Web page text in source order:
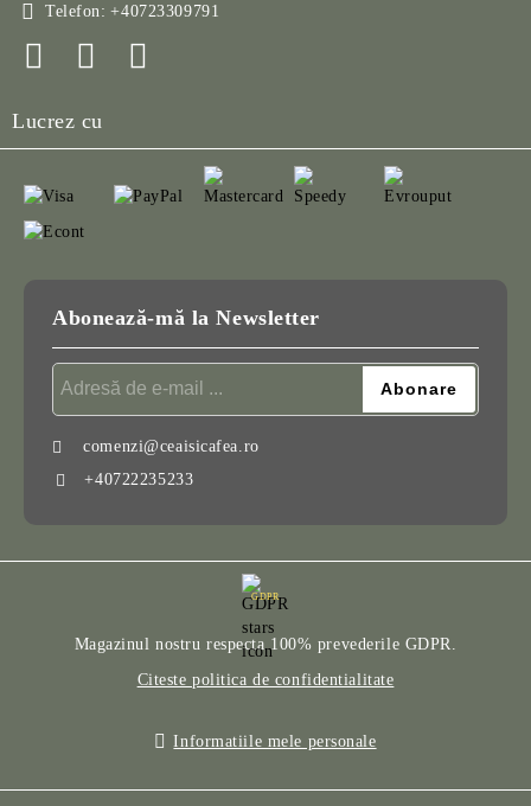
Telefon: +40723309791
Lucrez cu
Abonează-mă la Newsletter
comenzi@ceaisicafea.ro
+40722235233
GDPR
Magazinul nostru respecta 100% prevederile GDPR.
Citeste politica de confidentialitate
Informatiile mele personale